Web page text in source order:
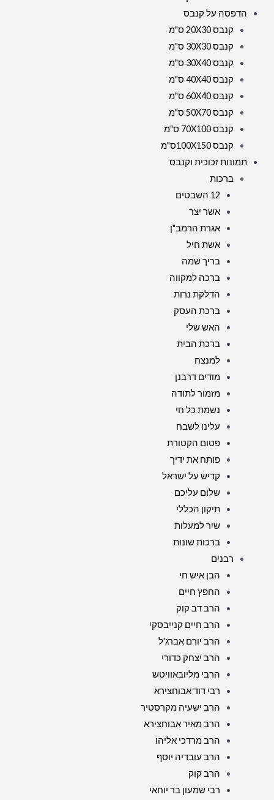
הדפסה על קנבס
קנבס 20X30 ס"מ
קנבס 30X30 ס"מ
קנבס 30X40 ס"מ
קנבס 40X40 ס"מ
קנבס 60X40 ס"מ
קנבס 50X70 ס"מ
קנבס 70X100 ס"מ
קנבס 100X150ס"מ
תמונות זכוכית וקנבס
ברכות
12 השבטים
אשר יצר
אגרת הרמב"ן
אשת חיל
בריך שמה
ברכה למקווה
הדלקת נרות
ברכת העסק
האש שלי
ברכת הבית
למנצח
מודים דרבנן
מזמור לתודה
נשמת כל חי
עלינו לשבח
פטום הקטורת
פותח את ידיך
קדיש על ישראל
שלום עליכם
תיקון הכללי
שיר למעלות
ברכות שונות
רבנים
הבן איש חי
החפץ חיים
הרב דב קוק
הרב חיים קנייבסקי
הרב יורם אברג'ל
הרב יצחק כדורי
הרבי מליובאוויטש
רבי דוד אבוחצירא
הרב ישעיה מקרסטיר
הרב מאיר אבוחצירא
הרב מרדכי אליהו
הרב עובדיה יוסף
הרב קוק
רבי שמעון בר יוחאי